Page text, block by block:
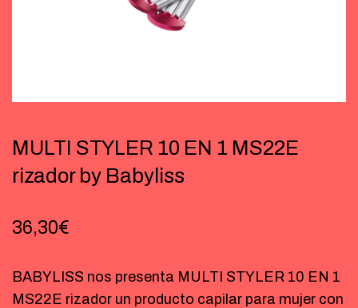
MULTI STYLER 10 EN 1 MS22E
rizador by Babyliss
36,30€
BABYLISS nos presenta MULTI STYLER 10 EN 1
MS22E rizador un producto capilar para mujer con